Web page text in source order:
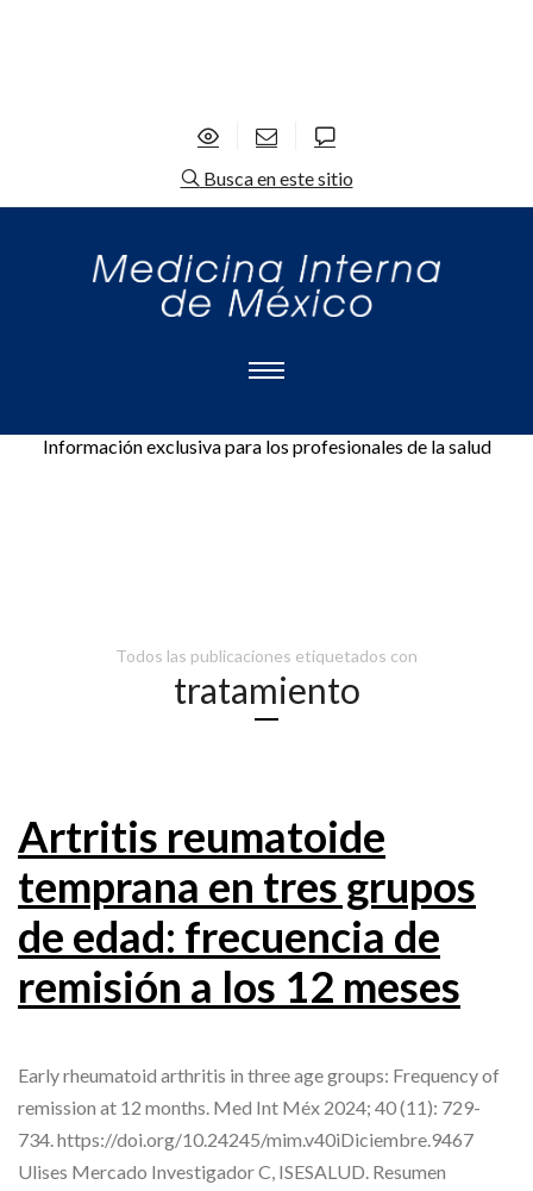
Busca en este sitio
Información exclusiva para los profesionales de la salud
Todos las publicaciones etiquetados con
tratamiento
Artritis reumatoide
temprana en tres grupos
de edad: frecuencia de
remisión a los 12 meses
Early rheumatoid arthritis in three age groups: Frequency of
remission at 12 months. Med Int Méx 2024; 40 (11): 729-
734. https://doi.org/10.24245/mim.v40iDiciembre.9467
Ulises Mercado Investigador C, ISESALUD. Resumen